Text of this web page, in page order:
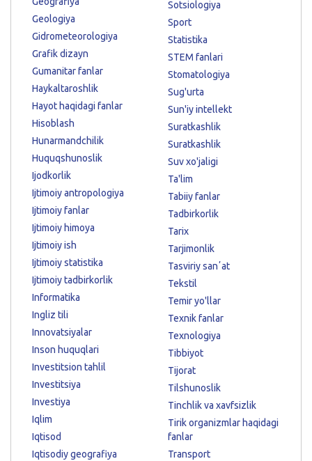
Geologiya
Gidrometeorologiya
Grafik dizayn
Gumanitar fanlar
Haykaltaroshlik
Hayot haqidagi fanlar
Hisoblash
Hunarmandchilik
Huquqshunoslik
Ijodkorlik
Ijtimoiy antropologiya
Ijtimoiy fanlar
Ijtimoiy himoya
Ijtimoiy ish
Ijtimoiy statistika
Ijtimoiy tadbirkorlik
Informatika
Ingliz tili
Innovatsiyalar
Inson huquqlari
Investitsion tahlil
Investitsiya
Investiya
Iqlim
Iqtisod
Iqtisodiy geografiya
Sotsiologiya
Sport
Statistika
STEM fanlari
Stomatologiya
Sug'urta
Sun'iy intellekt
Suratkashlik
Suratkashlik
Suv xo'jaligi
Ta'lim
Tabiiy fanlar
Tadbirkorlik
Tarix
Tarjimonlik
Tasviriy sanʼat
Tekstil
Temir yo'llar
Texnik fanlar
Texnologiya
Tibbiyot
Tijorat
Tilshunoslik
Tinchlik va xavfsizlik
Tirik organizmlar haqidagi
fanlar
Transport